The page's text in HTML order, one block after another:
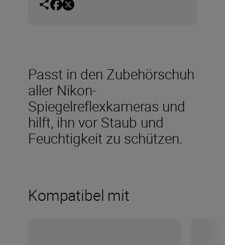
Passt in den Zubehörschuh
aller Nikon-
Spiegelreflexkameras und
hilft, ihn vor Staub und
Feuchtigkeit zu schützen.
Kompatibel mit